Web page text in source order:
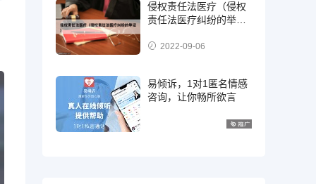
侵权责任法医疗（侵权
责任法医疗纠纷的举
2022-09-06
易倾诉，1对1匿名情感
咨询，让你畅所欲言